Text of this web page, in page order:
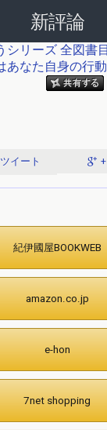
新評論
シリーズ 全図書
なた自身の行動
ツイート
紀伊國屋BOOKWEB
amazon.co.jp
e-hon
7net shopping